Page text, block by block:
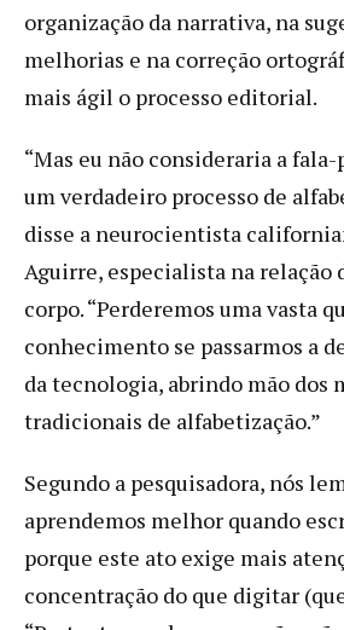
organização da narrativa, na
melhorias e na correção
mais ágil o processo editorial.
“Mas eu não consideraria a
um verdadeiro processo de
disse a neurocientista
Aguirre, especialista na relação
corpo. “Perderemos uma vasta
conhecimento se passarmos a
da tecnologia, abrindo mão dos
tradicionais de alfabetização.”
Segundo a pesquisadora, nós
aprendemos melhor quando
porque este ato exige mais
concentração do que digitar